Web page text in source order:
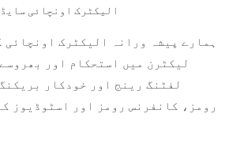
الیکٹرک اونچائی
ہمارے پیشہ ورانہ الیکٹرک
لفٹنگ رینج اور خودکار
رومز، کانفرنس رومز اور اسٹوڈیوز